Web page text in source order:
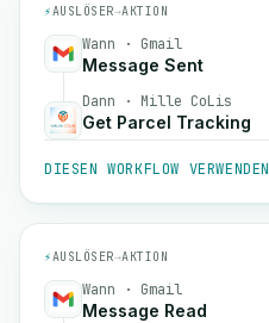
⚡AUSLÖSER→AKTION
Wann · Gmail
Message Sent
Dann · Mille CoLis
Get Parcel Tracking
DIESEN WORKFLOW VERWENDEN
⚡AUSLÖSER→AKTION
Wann · Gmail
Message Read